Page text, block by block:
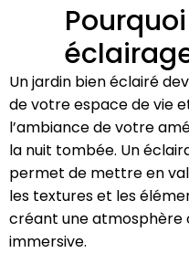
Un jardin bien éclairé
de votre espace de vie
l’ambiance de votre
la nuit tombée. Un
permet de mettre en
les textures et les
créant une atmosphère
immersive.